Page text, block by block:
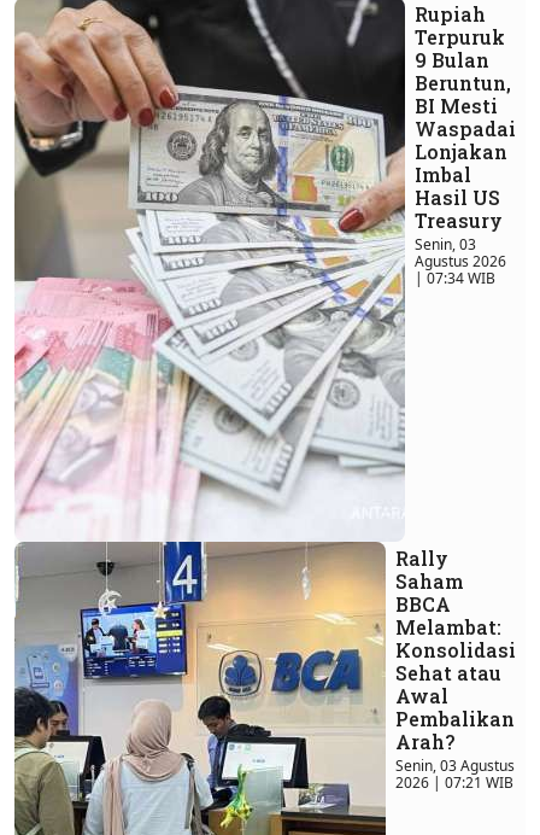
Rupiah
Terpuruk
9 Bulan
Beruntun,
BI Mesti
Waspadai
Lonjakan
Imbal
Hasil US
Treasury
Senin, 03
Agustus 2026
| 07:34 WIB
Rally
Saham
BBCA
Melambat:
Konsolidasi
Sehat atau
Awal
Pembalikan
Arah?
Senin, 03 Agustus
2026 | 07:21 WIB